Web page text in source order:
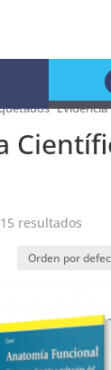
“Evidencia
resultados